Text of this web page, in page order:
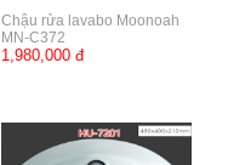
Chậu rửa lavabo Moonoah
MN-C372
1,980,000 đ